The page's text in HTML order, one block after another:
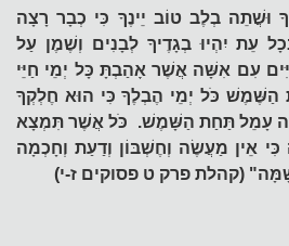
בְלֶב טוֹב יֵינֶךָ כִּי כְבָר רָצָה
עֵת יִהְיוּ בְגָדֶיךָ לְבָנִים וְשֶׁמֶן עַל
עִם אִשָּׁה אֲשֶׁר אָהַבְתָּ כָּל יְמֵי חַיֵּי
הַשֶּׁמֶשׁ כֹּל יְמֵי הֶבְלֶךָ כִּי הוּא חֶלְקְךָ
עָמֵל תַּחַת הַשָּׁמֶשׁ. כֹּל אֲשֶׁר תִּמְצָא
אֵין מַעֲשֶׂה וְחֶשְׁבּוֹן וְדַעַת וְחָכְמָה
(קהלת פרק ט פסוקים ז-י)